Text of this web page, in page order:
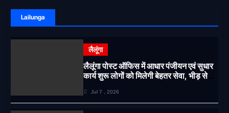
Lailunga
लैलूंगा
लैलूंगा पोस्ट ऑफिस में आधार पंजीयन एवं सुधार
कार्य शुरू लोगों को मिलेगी बेहतर सेवा, भीड़ से
Jul 7 , 2026